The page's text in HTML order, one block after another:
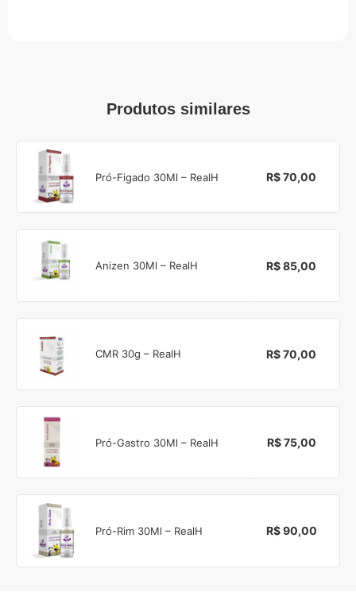
Produtos similares
Pró-Figado 30Ml – RealH R$ 70,00
Anizen 30Ml – RealH R$ 85,00
CMR 30g – RealH R$ 70,00
Pró-Gastro 30Ml – RealH R$ 75,00
Pró-Rim 30Ml – RealH R$ 90,00